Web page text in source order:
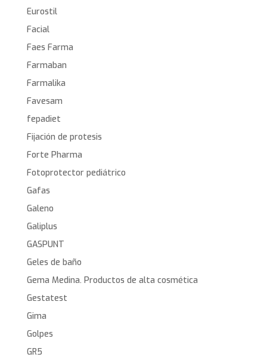
Eurostil
Facial
Faes Farma
Farmaban
Farmalika
Favesam
fepadiet
Fijación de protesis
Forte Pharma
Fotoprotector pediátrico
Gafas
Galeno
Galiplus
GASPUNT
Geles de baño
Gema Medina. Productos de alta cosmética
Gestatest
Gima
Golpes
GR5